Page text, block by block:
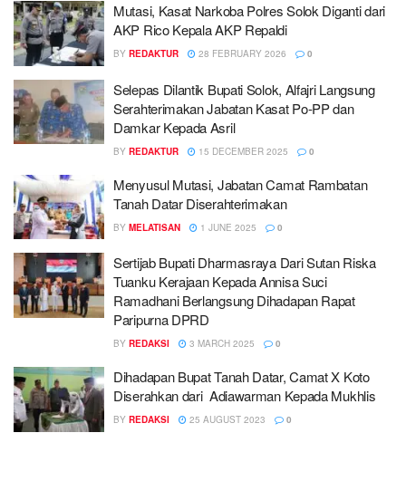
Mutasi, Kasat Narkoba Polres Solok Diganti dari
AKP Rico Kepala AKP Repaldi
BY REDAKTUR 28 FEBRUARY 2026 0
Selepas Dilantik Bupati Solok, Alfajri Langsung
Serahterimakan Jabatan Kasat Po-PP dan
Damkar Kepada Asril
BY REDAKTUR 15 DECEMBER 2025 0
Menyusul Mutasi, Jabatan Camat Rambatan
Tanah Datar Diserahterimakan
BY MELATISAN 1 JUNE 2025 0
Sertijab Bupati Dharmasraya Dari Sutan Riska
Tuanku Kerajaan Kepada Annisa Suci
Ramadhani Berlangsung Dihadapan Rapat
Paripurna DPRD
BY REDAKSI 3 MARCH 2025 0
Dihadapan Bupat Tanah Datar, Camat X Koto
Diserahkan dari Adiawarman Kepada Mukhlis
BY REDAKSI 25 AUGUST 2023 0